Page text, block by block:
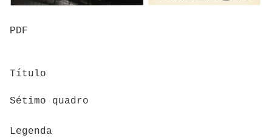
PDF
Título
Sétimo quadro
Legenda